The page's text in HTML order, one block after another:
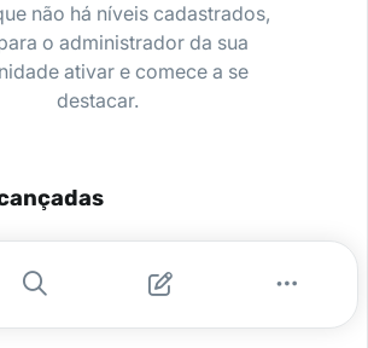
não há níveis cadastrados,
o administrador da sua
ativar e comece a se
destacar.
medalha encontrada